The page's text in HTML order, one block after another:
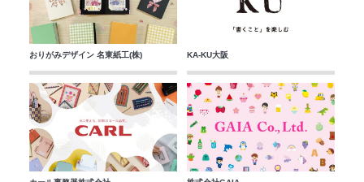
おりがみデザイン 名東紙工(株) KA-KU大阪